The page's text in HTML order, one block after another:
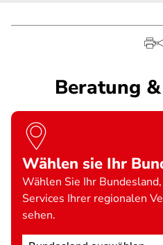
Beratung
Wählen sie Ihr
Wählen Sie Ihr
Services Ihrer regionalen
sehen.